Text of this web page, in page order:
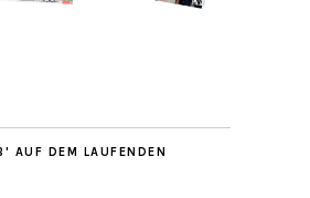
AUF DEM LAUFENDEN